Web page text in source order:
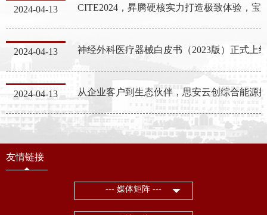
2024-04-13
2024-04-13 神经外科医疗器械白皮书（2023版）正式上
2024-04-13
友情链接
--- 媒体矩阵 ---